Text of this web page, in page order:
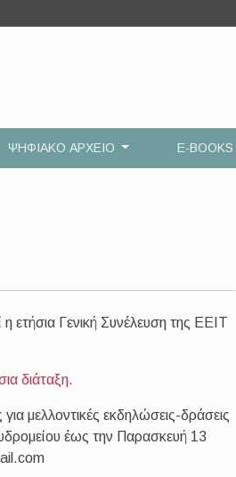
ΨΗΦΙΑΚΟ ΑΡΧΕΙΟ E-BOOKS
ετήσια Γενική Συνέλευση της ΕΕΙΤ
διάταξη.
μελλοντικές εκδηλώσεις-δράσεις
έως την Παρασκευή 13